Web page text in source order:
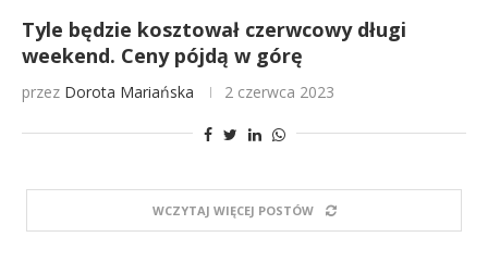
Tyle będzie kosztował czerwcowy długi
weekend. Ceny pójdą w górę
przez Dorota Mariańska 2 czerwca 2023
WCZYTAJ WIĘCEJ POSTÓW